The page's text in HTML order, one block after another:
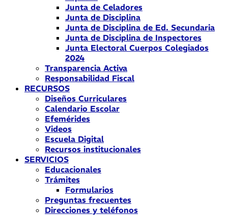
Junta de Celadores
Junta de Disciplina
Junta de Disciplina de Ed. Secundaria
Junta de Disciplina de Inspectores
Junta Electoral Cuerpos Colegiados
2024
Transparencia Activa
Responsabilidad Fiscal
RECURSOS
Diseños Curriculares
Calendario Escolar
Efemérides
Videos
Escuela Digital
Recursos institucionales
SERVICIOS
Educacionales
Trámites
Formularios
Preguntas frecuentes
Direcciones y teléfonos